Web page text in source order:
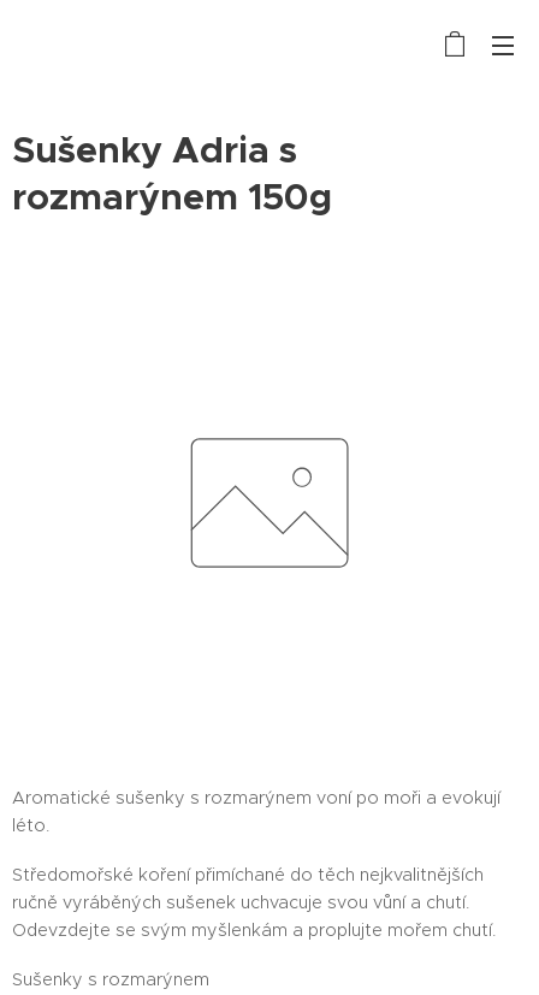
Sušenky Adria s
rozmarýnem 150g
Aromatické sušenky s rozmarýnem voní po moři a evokují
léto.
Středomořské koření přimíchané do těch nejkvalitnějších
ručně vyráběných sušenek uchvacuje svou vůní a chutí.
Odevzdejte se svým myšlenkám a proplujte mořem chutí.
Sušenky s rozmarýnem